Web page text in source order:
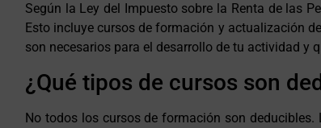
Según la Ley del Impuesto sobre la Renta de las
Esto incluye cursos de formación y actualización
son necesarios para el desarrollo de tu actividad y
¿Qué tipos de cursos son
No todos los cursos de formación son